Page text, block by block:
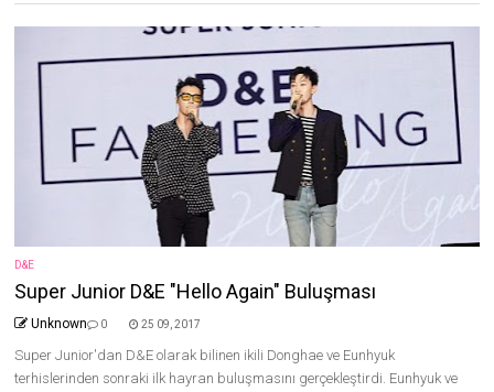
D&E
Super Junior D&E "Hello Again" Buluşması
Unknown 0 25 09, 2017
Super Junior'dan D&E olarak bilinen ikili Donghae ve Eunhyuk
terhislerinden sonraki ilk hayran buluşmasını gerçekleştirdi. Eunhyuk ve